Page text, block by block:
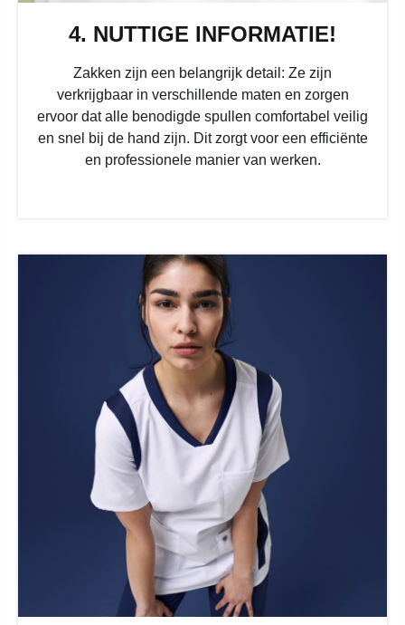
4. NUTTIGE INFORMATIE!
Zakken zijn een belangrijk detail: Ze zijn
verkrijgbaar in verschillende maten en zorgen
ervoor dat alle benodigde spullen comfortabel veilig
en snel bij de hand zijn. Dit zorgt voor een efficiënte
en professionele manier van werken.